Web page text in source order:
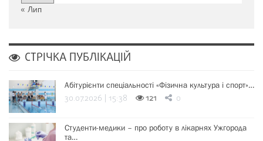
« Лип
СТРІЧКА ПУБЛІКАЦІЙ
Абітурієнти спеціальності «Фізична культура і спорт»…
30.07.2026 | 15:38 121 0
Студенти-медики – про роботу в лікарнях Ужгорода
та…